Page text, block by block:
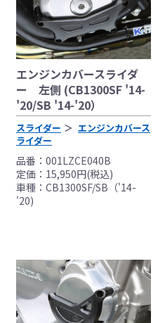
エンジンカバースライダ
ー 左側 (CB1300SF '14-
'20/SB '14-'20）
スライダー
エンジンカバース
ライダー
品番：001LZCE040B
定価：15,950円(税込)
車種：CB1300SF/SB（'14-
'20)